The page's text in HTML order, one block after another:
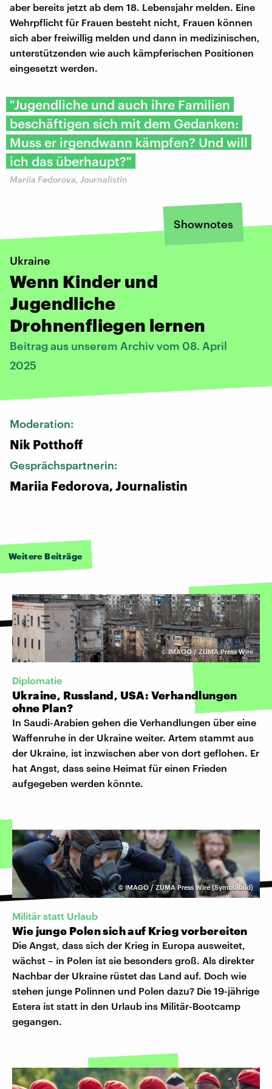
aber bereits jetzt ab dem 18. Lebensjahr melden. Eine
Wehrpflicht für Frauen besteht nicht, Frauen können
sich aber freiwillig melden und dann in medizinischen,
unterstützenden wie auch kämpferischen Positionen
eingesetzt werden.
"Jugendliche und auch ihre Familien
beschäftigen sich mit dem Gedanken:
Muss er irgendwann kämpfen? Und will
ich das überhaupt?"
Mariia Fedorova, Journalistin
Shownotes
Ukraine
Wenn Kinder und
Jugendliche
Drohnenfliegen lernen
Beitrag aus unserem Archiv vom 08. April
2025
Moderation:
Nik Potthoff
Gesprächspartnerin:
Mariia Fedorova, Journalistin
Weitere Beiträge
©IMAGO / ZUMA Press Wire
Diplomatie
Ukraine, Russland, USA: Verhandlungen
ohne Plan?
In Saudi-Arabien gehen die Verhandlungen über eine
Waffenruhe in der Ukraine weiter. Artem stammt aus
der Ukraine, ist inzwischen aber von dort geflohen. Er
hat Angst, dass seine Heimat für einen Frieden
aufgegeben werden könnte.
© IMAGO / ZUMA Press Wire (Symbolbild)
Militär statt Urlaub
Wie junge Polen sich auf Krieg vorbereiten
Die Angst, dass sich der Krieg in Europa ausweitet,
wächst – in Polen ist sie besonders groß. Als direkter
Nachbar der Ukraine rüstet das Land auf. Doch wie
stehen junge Polinnen und Polen dazu? Die 19-jährige
Estera ist statt in den Urlaub ins Militär-Bootcamp
gegangen.